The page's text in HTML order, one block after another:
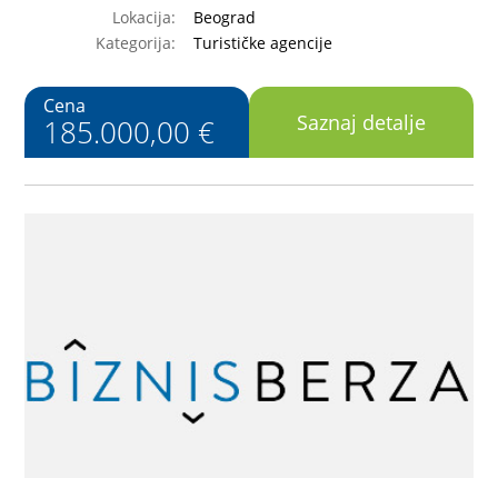
Lokacija:
Beograd
Kategorija:
Turističke agencije
Cena
185.000,00 € Saznaj detalje